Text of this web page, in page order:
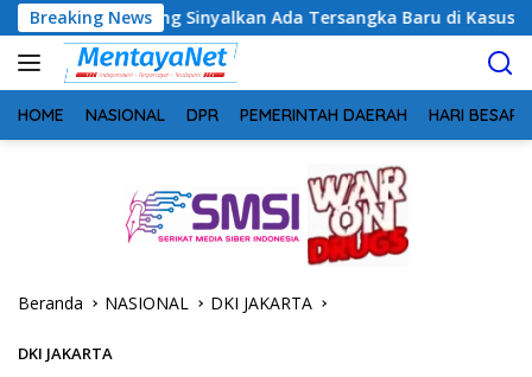
Langsung
ke
konten
Breaking News
Sinyalkan Ada Tersangka Baru di Kasus Hibah Rp40 Miliar
HOME NASIONAL DPR PEMERINTAH DAERAH HARI BESAR
Beranda NASIONAL DKI JAKARTA
DKI JAKARTA